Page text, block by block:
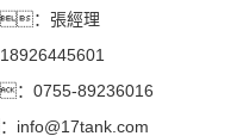
：張經理
0755-89236016